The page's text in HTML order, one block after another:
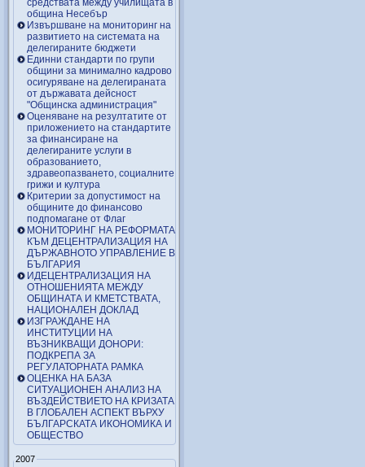
средствата между училищата в
община Несебър
Извършване на мониторинг на
развитието на системата на
делегираните бюджети
Единни стандарти по групи
общини за минимално кадрово
осигуряване на делегираната
от държавата дейсност
"Общинска администрация"
Оценяване на резултатите от
приложението на стандартите
за финансиране на
делегираните услуги в
образованието,
здравеопазването, социалните
грижи и култура
Критерии за допустимост на
общините до финансово
подпомагане от Флаг
МОНИТОРИНГ НА РЕФОРМАТА
КЪМ ДЕЦЕНТРАЛИЗАЦИЯ НА
ДЪРЖАВНОТО УПРАВЛЕНИЕ В
БЪЛГАРИЯ
ИДЕЦЕНТРАЛИЗАЦИЯ НА
ОТНОШЕНИЯТА МЕЖДУ
ОБЩИНАТА И КМЕТСТВАТА,
НАЦИОНАЛЕН ДОКЛАД
ИЗГРАЖДАНЕ НА
ИНСТИТУЦИИ НА
ВЪЗНИКВАЩИ ДОНОРИ:
ПОДКРЕПА ЗА
РЕГУЛАТОРНАТА РАМКА
ОЦЕНКА НА БАЗА
СИТУАЦИОНЕН АНАЛИЗ НА
ВЪЗДЕЙСТВИЕТО НА КРИЗАТА
В ГЛОБАЛЕН АСПЕКТ ВЪРХУ
БЪЛГАРСКАТА ИКОНОМИКА И
ОБЩЕСТВО
2007